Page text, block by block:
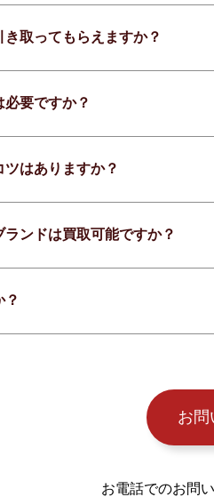
取ってもらえますか？
要ですか？
はありますか？
ンドは買取可能ですか？
？
お問
お電話でのお問